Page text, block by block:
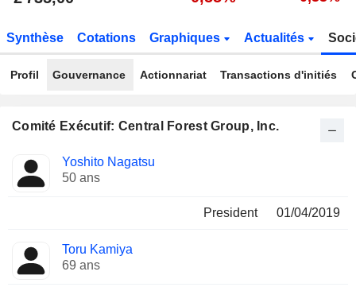
Synthèse Cotations Graphiques Actualités
Profil Gouvernance Actionnariat Transactions d'initiés
Comité Exécutif: Central Forest Group, Inc.
Dirigeant
Fonctions
occupées
Yoshito Nagatsu
50 ans
President 01/04/2019
Toru Kamiya
69 ans